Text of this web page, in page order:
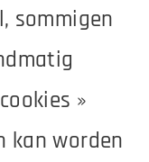
sommigen
»
kan worden